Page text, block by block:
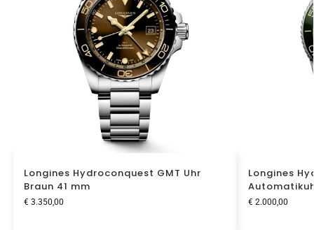
Longines Hydroconquest GMT Uhr
Braun 41 mm
€3.350,00
Longines
€2.000,00